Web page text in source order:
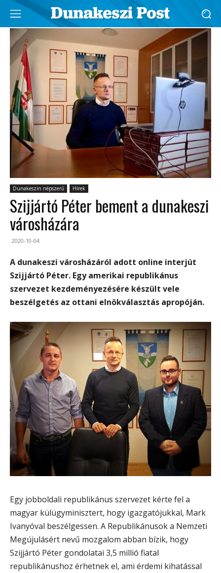
Dunakeszin népszerű Hírek
Szijjártó Péter bement a dunakeszi
városházára
2020-10-04
A dunakeszi városházáról adott online interjút
Szijjártó Péter. Egy amerikai republikánus
szervezet kezdeményezésére készült vele
beszélgetés az ottani elnökválasztás apropóján.
Egy jobboldali republikánus szervezet kérte fel a
magyar külügyminisztert, hogy igazgatójukkal, Mark
Ivanyóval beszélgessen. A Republikánusok a Nemzeti
Megújulásért nevű mozgalom abban bízik, hogy
Szijjártó Péter gondolatai 3,5 millió fiatal
republikánushoz érhetnek el, ami érdemi kihatással